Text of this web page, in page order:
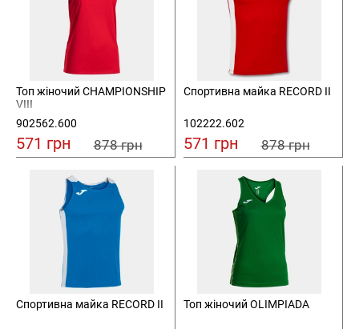
Топ жіночий CHAMPIONSHIP
VIII
902562.600
571 грн 878 грн
Спортивна майка RECORD II
102222.602
571 грн 878 грн
Спортивна майка RECORD II Топ жіночий OLIMPIADA